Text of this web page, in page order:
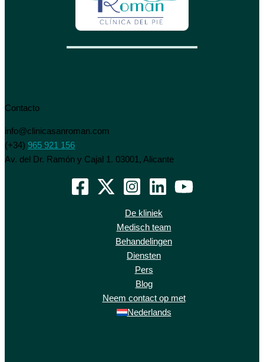
Contacto
info@clinicasanroman.com
(+34) 965 921 156
Av. del Dr. Ramón y Cajal 1. 03001, Alicante
De kliniek
Medisch team
Behandelingen
Diensten
Pers
Blog
Neem contact op met
Nederlands